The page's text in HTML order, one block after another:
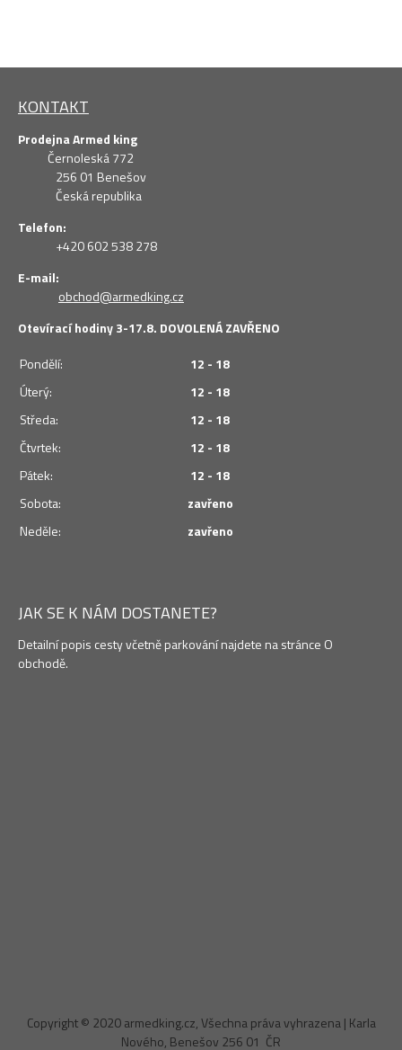
KONTAKT
Prodejna Armed king
Černoleská 772
256 01 Benešov
Česká republika
Telefon:
+420 602 538 278
E-mail:
obchod@armedking.cz
Otevírací hodiny 3-17.8. DOVOLENÁ ZAVŘENO
Pondělí:
12 - 18
Úterý:
12 - 18
Středa:
12 - 18
Čtvrtek:
12 - 18
Pátek:
12 - 18
Sobota:
zavřeno
Neděle:
zavřeno
JAK SE K NÁM DOSTANETE?
Detailní popis cesty včetně parkování najdete na stránce O
obchodě.
Copyright © 2020 armedking.cz, Všechna práva vyhrazena | Karla
Nového, Benešov 256 01 ČR